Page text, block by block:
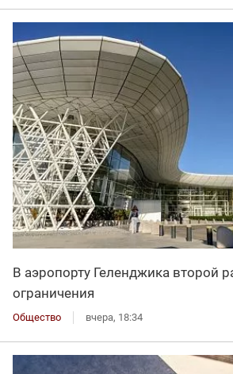
В аэропорту Геленджика второй
ограничения
Общество вчера, 18:34